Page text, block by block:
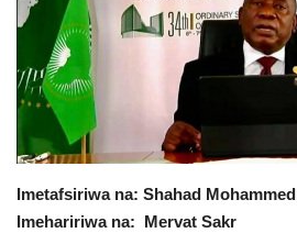
Urithi wa Nasser
Habari
Harakati ya Nasser kwa Vijana
Udhamini wa Nasser
Imetafsiriwa na: Shahad Mohammed
Imehaririwa na: Mervat Sakr